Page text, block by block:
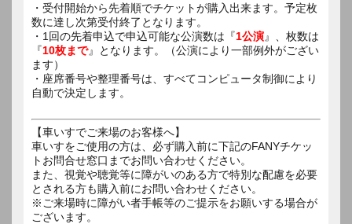
・受付開始から先着順でチケットが購入出来ます。予定枚
数に達し次第受付終了となります。
・1回の先着申込で申込可能な公演数は『1公演』、枚数は
『10枚まで』となります。（公演により一部例外がござい
ます）
・座席番号や整理番号は、すべてコンピュータ制御により
自動で決定します。
【車いすでご来場のお客様へ】
車いすをご使用の方は、必ず購入前に下記のFANYチケッ
トお問合せ窓口までお問い合わせください。
また、視覚や聴覚等に障がいのある方で特別な配慮を必要
とされる方も購入前にお問い合わせください。
※ご来場時に障がい者手帳等のご提示をお願いする場合が
ございます。